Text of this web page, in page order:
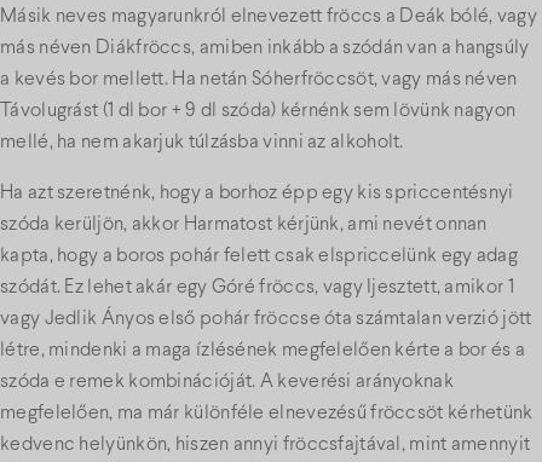
Másik neves magyarunkról elnevezett fröccs a Deák bólé, vagy
más néven Diákfröccs, amiben inkább a szódán van a hangsúly
a kevés bor mellett. Ha netán Sóherfröccsöt, vagy más néven
Távolugrást (1 dl bor + 9 dl szóda) kérnénk sem lövünk nagyon
mellé, ha nem akarjuk túlzásba vinni az alkoholt.
Ha azt szeretnénk, hogy a borhoz épp egy kis spriccentésnyi
szóda kerüljön, akkor Harmatost kérjünk, ami nevét onnan
kapta, hogy a boros pohár felett csak elspriccelünk egy adag
szódát. Ez lehet akár egy Góré fröccs, vagy Ijesztett, amikor 1
vagy Jedlik Ányos első pohár fröccse óta számtalan verzió jött
létre, mindenki a maga ízlésének megfelelően kérte a bor és a
szóda e remek kombinációját. A keverési arányoknak
megfelelően, ma már különféle elnevezésű fröccsöt kérhetünk
kedvenc helyünkön, hiszen annyi fröccsfajtával, mint amennyit